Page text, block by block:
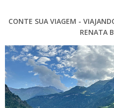
CONTE SUA VIAGEM -
RENATA